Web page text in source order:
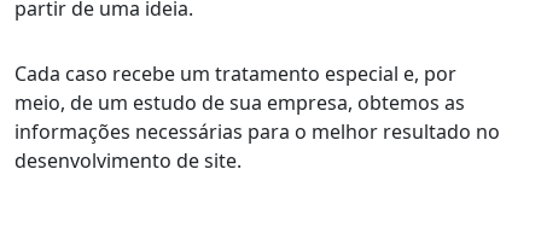
partir de uma ideia.
Cada caso recebe um tratamento especial e, por
meio, de um estudo de sua empresa, obtemos as
informações necessárias para o melhor resultado no
desenvolvimento de site.